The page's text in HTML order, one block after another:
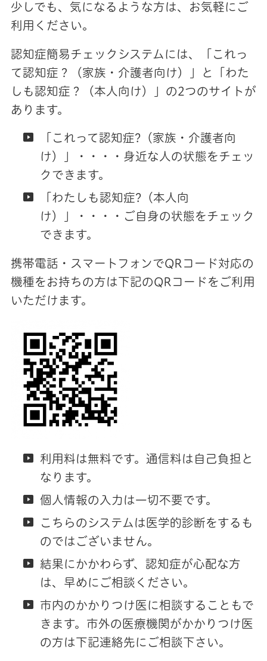
少しでも、気になるような方は、お気軽にご
利用ください。
認知症簡易チェックシステムには、「これっ
て認知症？（家族・介護者向け）」と「わた
しも認知症？（本人向け）」の2つのサイトが
あります。
「これって認知症?（家族・介護者向
け）」・・・・身近な人の状態をチェッ
クできます。
「わたしも認知症?（本人向
け）」・・・・ご自身の状態をチェック
できます。
携帯電話・スマートフォンでQRコード対応の
機種をお持ちの方は下記のQRコードをご利用
いただけます。
利用料は無料です。通信料は自己負担と
なります。
個人情報の入力は一切不要です。
こちらのシステムは医学的診断をするも
のではございません。
結果にかかわらず、認知症が心配な方
は、早めにご相談ください。
市内のかかりつけ医に相談することもで
きます。市外の医療機関がかかりつけ医
の方は下記連絡先にご相談下さい。